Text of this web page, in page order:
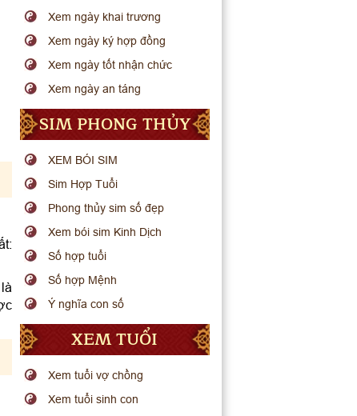
Xem ngày khai trương
Xem ngày ký hợp đồng
Xem ngày tốt nhận chức
Xem ngày an táng
SIM PHONG THỦY
XEM BÓI SIM
Sim Hợp Tuổi
Phong thủy sim số đẹp
Xem bói sim Kinh Dịch
Số hợp tuổi
Số hợp Mệnh
Ý nghĩa con số
XEM TUỔI
Xem tuổi vợ chồng
Xem tuổi sinh con